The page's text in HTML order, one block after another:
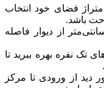
متراژ فضای خود انتخاب
باشد.
از دیوار فاصله
تک نفره بهره ببرید تا
دید از ورودی تا مرکز